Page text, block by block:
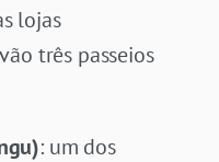
lojas
três passeios
: um dos